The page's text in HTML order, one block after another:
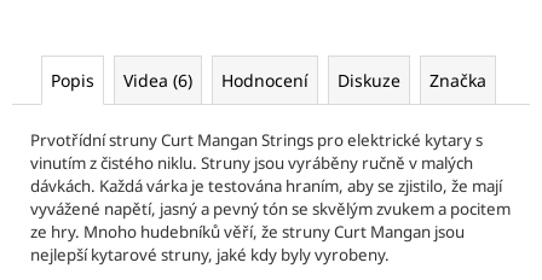
Popis Videa (6) Hodnocení Diskuze Značka
Prvotřídní struny Curt Mangan Strings pro elektrické kytary s
vinutím z čistého niklu. Struny jsou vyráběny ručně v malých
dávkách. Každá várka je testována hraním, aby se zjistilo, že mají
vyvážené napětí, jasný a pevný tón se skvělým zvukem a pocitem
ze hry. Mnoho hudebníků věří, že struny Curt Mangan jsou
nejlepší kytarové struny, jaké kdy byly vyrobeny.
u
č
u
j
e
m
e